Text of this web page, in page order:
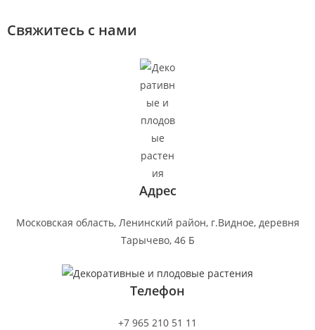
Свяжитесь с нами
Адрес
Московская область, Ленинский район, г.Видное, деревня
Тарычево, 46 Б
Телефон
+7 965 210 51 11